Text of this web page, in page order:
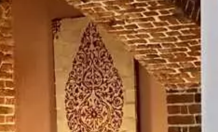
apporter le meilleur service possible, nous utilisons
des cookies pour améliorer le site aux besoins des
visiteurs, notamment selon la fréquentation.
Nos politique de confidentialité